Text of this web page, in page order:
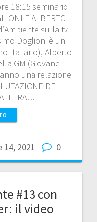
18:15 seminario
E ALBERTO
sulla tv
Doglioni è un
Italiano), Alberto
GM (Giovane
una relazione
DEI
TRA…
14, 2021 0
#13 con
il video